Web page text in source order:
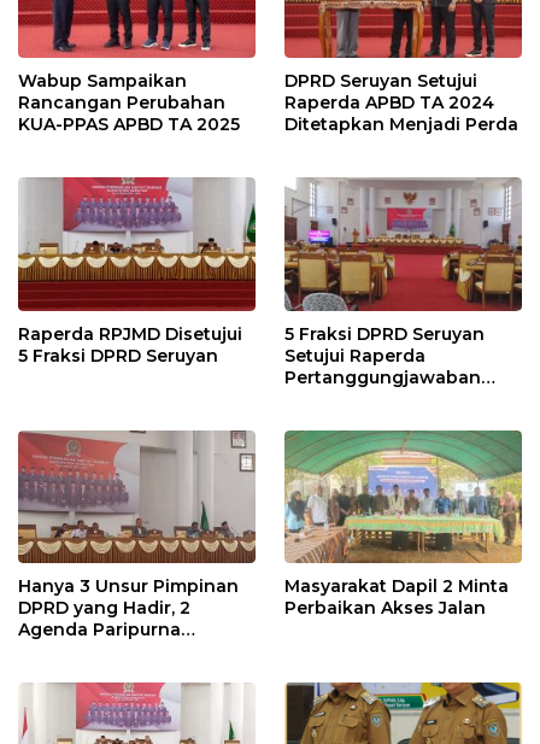
Wabup Sampaikan
Rancangan Perubahan
KUA-PPAS APBD TA 2025
DPRD Seruyan Setujui
Raperda APBD TA 2024
Ditetapkan Menjadi Perda
Raperda RPJMD Disetujui
5 Fraksi DPRD Seruyan
5 Fraksi DPRD Seruyan
Setujui Raperda
Pertanggungjawaban
Hanya 3 Unsur Pimpinan
DPRD yang Hadir, 2
Agenda Paripurna
Masyarakat Dapil 2 Minta
Perbaikan Akses Jalan